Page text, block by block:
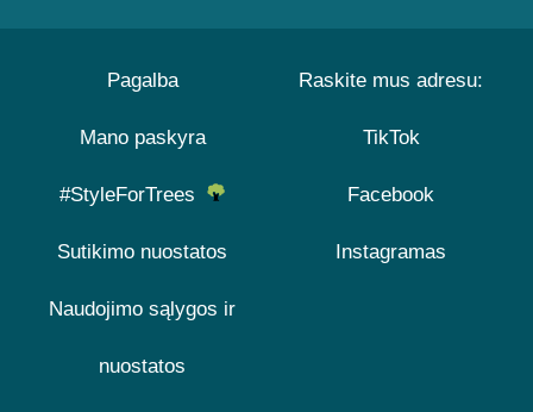
Pagalba
Mano paskyra
#StyleForTrees
Sutikimo nuostatos
Naudojimo sąlygos ir
nuostatos
Raskite mus adresu:
TikTok
Facebook
Instagramas